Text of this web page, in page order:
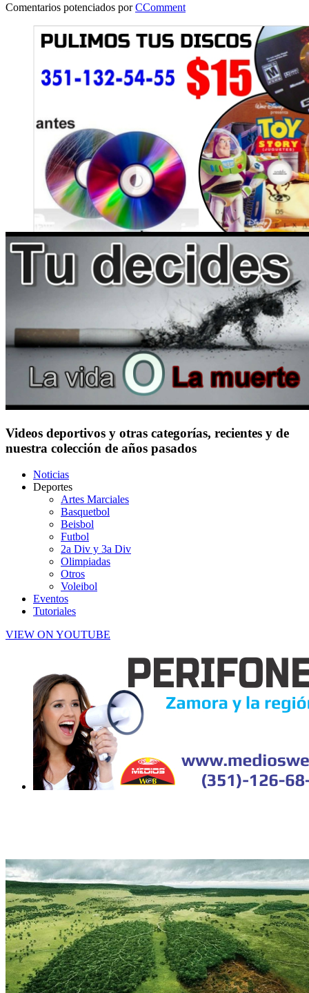
Comentarios potenciados porCComment
Videos deportivos y otras categorías, recientes y de
nuestra colección de años pasados
Noticias
Deportes
Artes Marciales
Basquetbol
Beisbol
Futbol
2a Div y 3a Div
Olimpiadas
Otros
Voleibol
Eventos
Tutoriales
VIEW ON YOUTUBE